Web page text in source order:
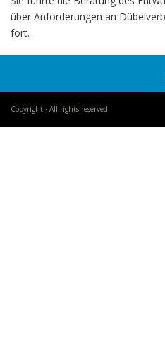
über Anforderungen an
fort.
Copyright · All rights reserved